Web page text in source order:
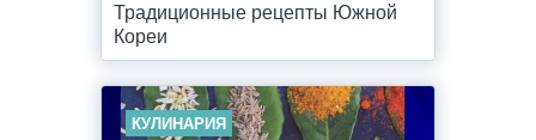
Традиционные рецепты Южной
Кореи
КУЛИНАРИЯ